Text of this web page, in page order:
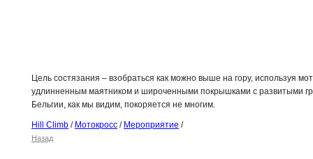
Цель состязания – взобраться как можно выше на гору, используя
удлинненным маятником и широченными покрышками с развитыми
Бельгии, как мы видим, покоряется не многим.
Hill Climb / Мотокросс / Мероприятие /
Назад